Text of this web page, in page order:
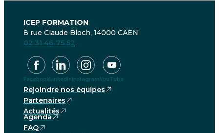
ICEP FORMATION
8 rue Claude Bloch, 14000 CAEN
02 31 46 75 52
FacebookLinkedInInstagramYouTube
Rejoindre nos équipes
Partenaires
Actualités
Agenda
FAQ